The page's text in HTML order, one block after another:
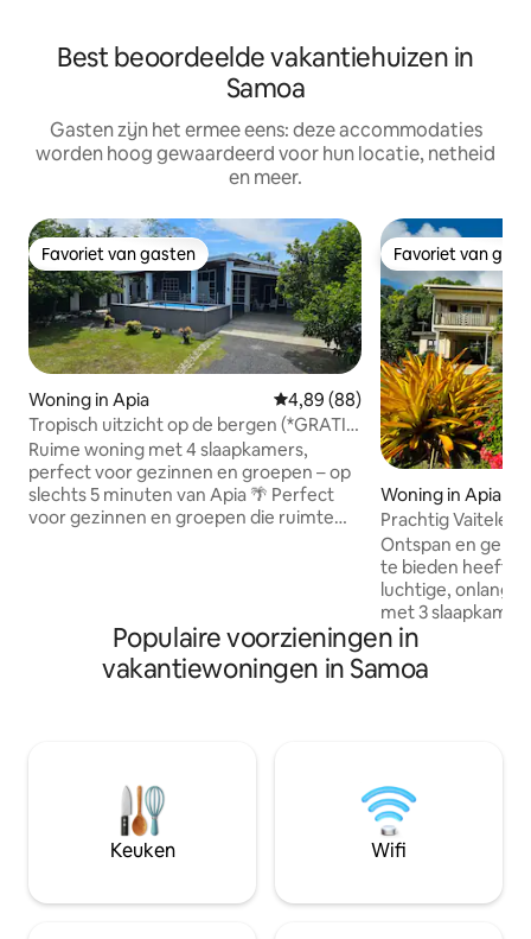
Best beoordeelde vakantiehuizen in
Samoa
Gasten zijn het ermee eens: deze accommodaties
worden hoog gewaardeerd voor hun locatie, netheid
en meer.
Favoriet van gasten
Favoriet van gasten
Woning in Apia Gemiddelde beoordeling van
4,89 (88)
Tropisch uitzicht op de bergen (*GRATIS
onbeperkte wifi*)
Ruime woning met 4 slaapkamers,
perfect voor gezinnen en groepen – op
slechts 5 minuten van Apia 🌴 Perfect
voor gezinnen en groepen die ruimte
woonruimte, een volledig uitgeruste
keuken en een grote overdekte
veranda, ideaal om te ontspannen na
wifi ✔ Beveiligd omheind terrein ✔
Grote veranda voor het buitenleven
Favoriet van
Favoriet van
Woning in Apia
Prachtig Vaitele
op de oceaan,
Ontspan en
te bieden heeft
luchtige, onlangs
met 3
Centraal
het centrum van
zo naar
gelegen in Vaitele
buurt.
Airco Je vult
houden van
Populaire voorzieningen in
vakantiewoningen in Samoa
Keuken Wifi